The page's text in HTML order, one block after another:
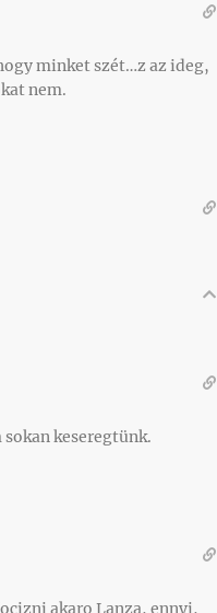
minket szét…z az ideg,
nem.
keseregtünk.
akaro Lanza, ennyi,